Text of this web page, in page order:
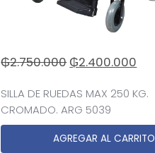
₲2.750.000 ₲2.400.000
SILLA DE RUEDAS MAX 250 KG.
CROMADO. ARG 5039
AGREGAR AL CARRITO